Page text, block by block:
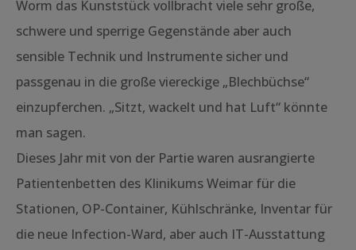
Worm das Kunststück vollbracht viele sehr große,
schwere und sperrige Gegenstände aber auch
sensible Technik und Instrumente sicher und
passgenau in die große viereckige „Blechbüchse“
einzupferchen. „Sitzt, wackelt und hat Luft“ könnte
man sagen.
Dieses Jahr mit von der Partie waren ausrangierte
Patientenbetten des Klinikums Weimar für die
Stationen, OP-Container, Kühlschränke, Inventar für
die neue Infection-Ward, aber auch IT-Ausstattung